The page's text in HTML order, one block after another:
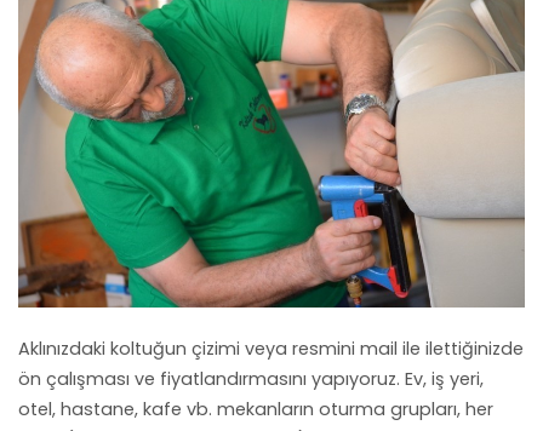
Aklınızdaki koltuğun çizimi veya resmini mail ile ilettiğinizde
ön çalışması ve fiyatlandırmasını yapıyoruz. Ev, iş yeri,
otel, hastane, kafe vb. mekanların oturma grupları, her